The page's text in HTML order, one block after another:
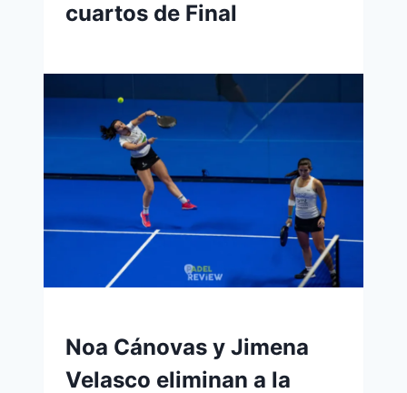
cuartos de Final
Noa Cánovas y Jimena
Velasco eliminan a la